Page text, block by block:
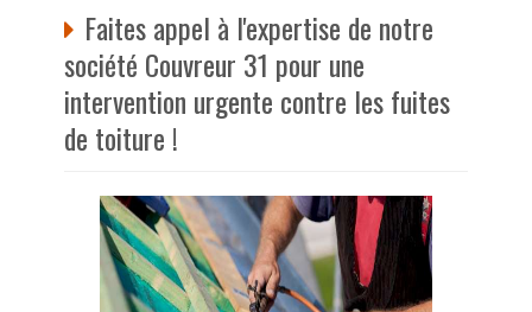
Faites appel à l'expertise de notre
société Couvreur 31 pour une
intervention urgente contre les fuites
de toiture !